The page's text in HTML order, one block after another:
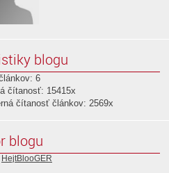
blogu
6
čítanosť: 15415x
čítanosť článkov: 2569x
blogu
HejtBlooGER